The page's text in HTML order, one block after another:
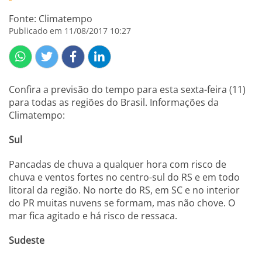
Fonte: Climatempo
Publicado em 11/08/2017 10:27
Confira a previsão do tempo para esta sexta-feira (11)
para todas as regiões do Brasil. Informações da
Climatempo:
Sul
Pancadas de chuva a qualquer hora com risco de
chuva e ventos fortes no centro-sul do RS e em todo
litoral da região. No norte do RS, em SC e no interior
do PR muitas nuvens se formam, mas não chove. O
mar fica agitado e há risco de ressaca.
Sudeste